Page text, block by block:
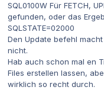
SQL0100W Für FETCH,
gefunden, oder das
SQLSTATE=02000
Den Update befehl
nicht.
Hab auch schon mal en
Files erstellen lassen,
wirklich so recht durch.